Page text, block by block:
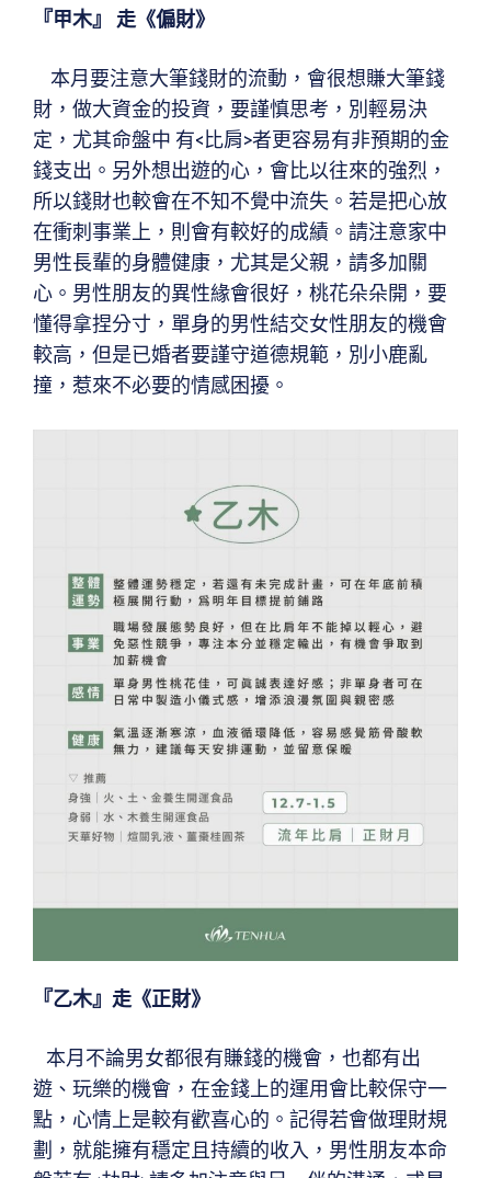
『甲木』 走《偏財》
本月要注意大筆錢財的流動，會很想賺大筆錢
財，做大資金的投資，要謹慎思考，別輕易決
定，尤其命盤中 有<比肩>者更容易有非預期的金
錢支出。另外想出遊的心，會比以往來的強烈，
所以錢財也較會在不知不覺中流失。若是把心放
在衝刺事業上，則會有較好的成績。請注意家中
男性長輩的身體健康，尤其是父親，請多加關
心。男性朋友的異性緣會很好，桃花朵朵開，要
懂得拿捏分寸，單身的男性結交女性朋友的機會
較高，但是已婚者要謹守道德規範，別小鹿亂
撞，惹來不必要的情感困擾。
『乙木』走《正財》
本月不論男女都很有賺錢的機會，也都有出
遊、玩樂的機會，在金錢上的運用會比較保守一
點，心情上是較有歡喜心的。記得若會做理財規
劃，就能擁有穩定且持續的收入，男性朋友本命